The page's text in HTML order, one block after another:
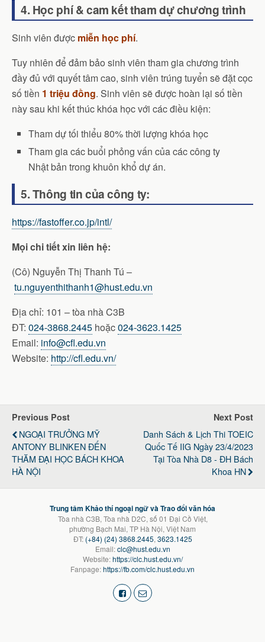
4. Học phí & cam kết tham dự chương trình
Sinh viên được miễn học phí.
Tuy nhiên để đảm bảo sinh viên tham gia chương trình
đầy đủ với quyết tâm cao, sinh viên trúng tuyển sẽ đặt cọc
số tiền 1 triệu đồng. Sinh viên sẽ được hoàn lại số tiền
này sau khi kết thúc khóa học với các điều kiện:
Tham dự tối thiểu 80% thời lượng khóa học
Tham gia các buổi phỏng vấn của các công ty
Nhật bản trong khuôn khổ dự án.
5. Thông tin của công ty:
https://fastoffer.co.jp/intl/
Mọi chi tiết xin liên hệ:
(Cô) Nguyễn Thị Thanh Tú –
tu.nguyenthithanh1@hust.edu.vn
Địa chỉ: 101 – tòa nhà C3B
ĐT: 024-3868.2445 hoặc024-3623.1425
Email: info@cfl.edu.vn
Website: http://cfl.edu.vn/
Previous Post
NGOẠI TRƯỞNG MỸ
ANTONY BLINKEN ĐẾN
THĂM ĐẠI HỌC BÁCH KHOA
HÀ NỘI
Next Post
Danh Sách & Lịch Thi TOEIC
Quốc Tế IIG Ngày 23/4/2023
Tại Tòa Nhà D8 - ĐH Bách
Khoa HN
Trung tâm Khảo thí ngoại ngữ và Trao đổi văn hóa
Tòa nhà C3B, Tòa nhà D2C, số 01 Đại Cồ Việt,
phường Bạch Mai, TP Hà Nội, Việt Nam
ĐT: (+84) (24) 3868.2445, 3623.1425
Email:clc@hust.edu.vn
Website:https://clc.hust.edu.vn/
Fanpage:https://fb.com/clc.hust.edu.vn